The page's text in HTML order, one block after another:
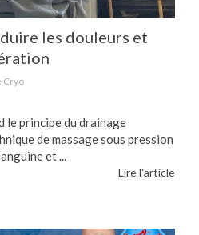
les douleurs et
Cryo
le principe du drainage
de massage sous pression
et ...
Lire l'article